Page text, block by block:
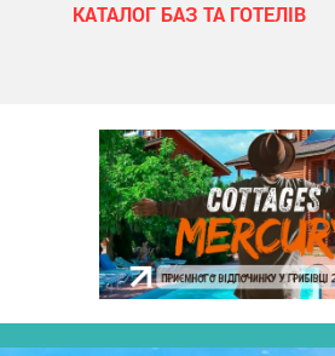
КАТАЛОГ БАЗ ТА ГОТЕЛІВ